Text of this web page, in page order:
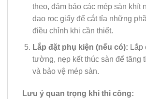
theo, đảm bảo các mép sàn khít
dao rọc giấy để cắt tỉa những
điều chỉnh khi cần thiết.
Lắp đặt phụ kiện (nếu có): Lắp
tường, nẹp kết thúc sàn để tăng
và bảo vệ mép sàn.
Lưu ý quan trọng khi thi công: